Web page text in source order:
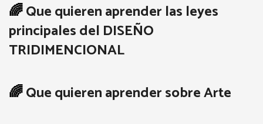
🌈Que quieren aprender las leyes
principales del DISEÑO
TRIDIMENCIONAL
🌈Que quieren aprender sobre Arte